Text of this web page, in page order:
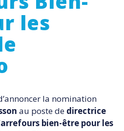
les
la nomination
au poste de directrice
bien-être pour les